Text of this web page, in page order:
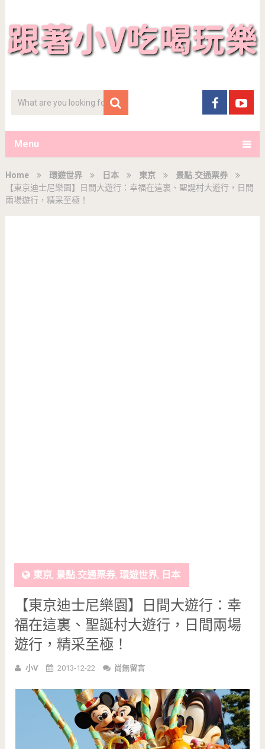
Menu
Home 環遊世界 日本 東京
景點.交通票券
【東京迪士尼樂園】日間大遊行：幸福在這裏、聖誕村大遊行，日間
兩場遊行，精采至極！
東京, 景點.交通票券, 環遊世界, 日本
【東京迪士尼樂園】日間大遊行：幸
福在這裏、聖誕村大遊行，日間兩場
遊行，精采至極！
小V 2013-12-22 尚無留言